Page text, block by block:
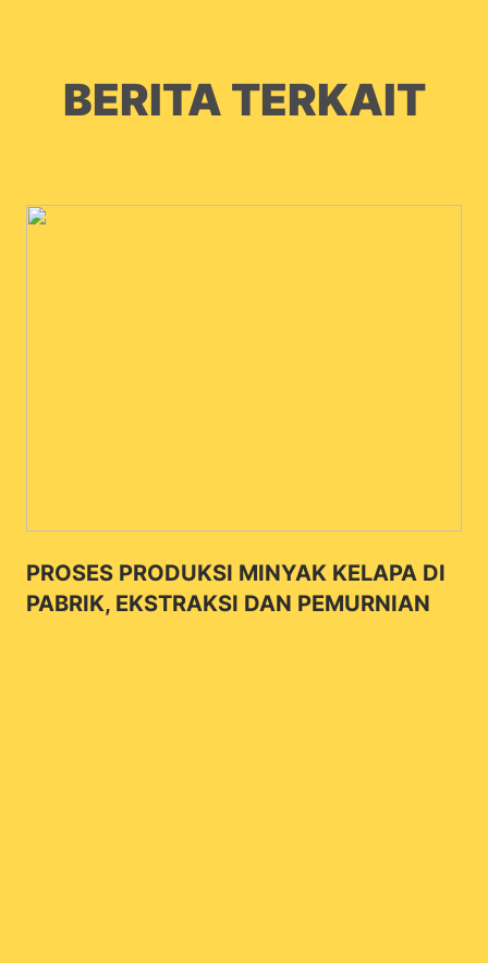
BERITA TERKAIT
PROSES PRODUKSI MINYAK KELAPA DI
PABRIK, EKSTRAKSI DAN PEMURNIAN